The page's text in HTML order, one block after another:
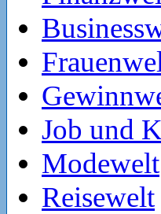
Job und
Modewelt
Reisewelt